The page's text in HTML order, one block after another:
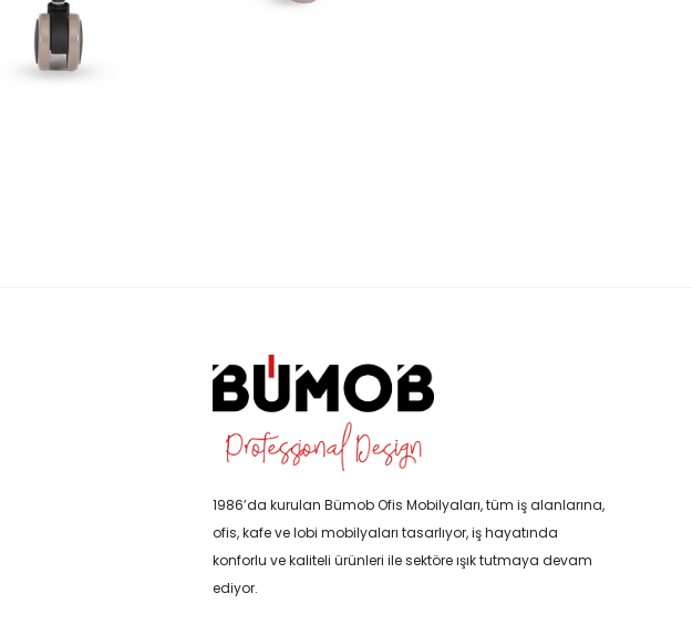
1986’da kurulan Bümob Ofis Mobilyaları, tüm iş alanlarına,
ofis, kafe ve lobi mobilyaları tasarlıyor, iş hayatında
konforlu ve kaliteli ürünleri ile sektöre ışık tutmaya devam
ediyor.